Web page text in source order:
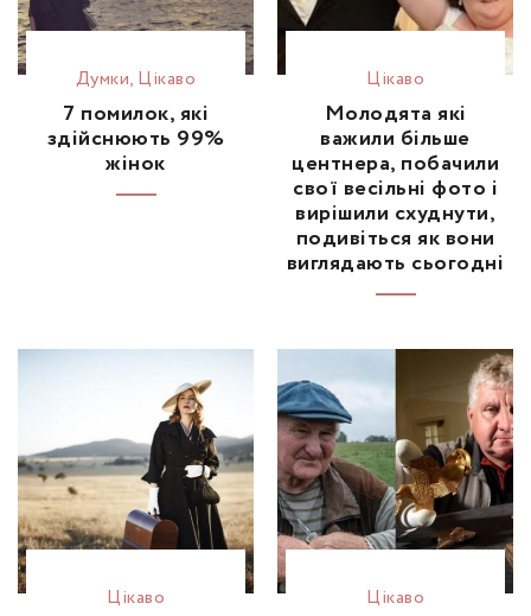
Думки, Цікаво
7 помилок, які
здійснюють 99%
жінок
Цікаво
Молодята які
важили більше
центнера, побачили
свої весільні фото і
вирішили схуднути,
подивіться як вони
виглядають сьогодні
Цікаво Цікаво